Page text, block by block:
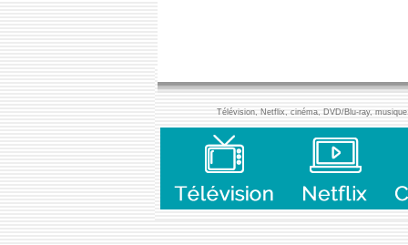
Télévision, Netflix, cinéma, DVD/Blu-ray,